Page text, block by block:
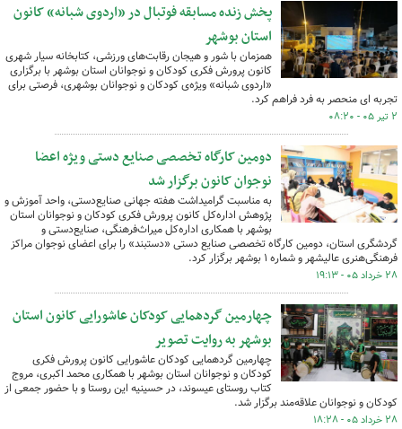
پخش زنده مسابقه فوتبال در «اردوی شبانه» کانون
استان بوشهر
همزمان با شور و هیجان رقابت‌های ورزشی، کتابخانه سیار شهری
کانون پرورش فکری کودکان و نوجوانان استان بوشهر با برگزاری
«اردوی شبانه» ویژه‌ی کودکان و نوجوانان بوشهری، فرصتی برای
تجربه ای منحصر به فرد فراهم کرد.
۲ تیر ۰۵ - ۰۸:۲۰
دومین کارگاه تخصصی صنایع دستی ویژه اعضا
نوجوان کانون برگزار شد
به مناسبت گرامیداشت هفته جهانی صنایع‌دستی، واحد آموزش و
پژوهش اداره‌کل کانون پرورش فکری کودکان و نوجوانان استان
بوشهر با همکاری اداره‌کل میراث‌فرهنگی، صنایع‌دستی و
گردشگری استان، دومین کارگاه تخصصی صنایع دستی «دستبند» را برای اعضای نوجوان مراکز
فرهنگی‌هنری عالیشهر و شماره ۱ بوشهر برگزار کرد.
۲۸ خرداد ۰۵ - ۱۹:۱۳
چهارمین گردهمایی کودکان عاشورایی کانون استان
بوشهر به روایت تصویر
چهارمین گردهمایی کودکان عاشورایی کانون پرورش فکری
کودکان و نوجوانان استان بوشهر با همکاری محمد اکبری، مروج
کتاب روستای عیسوند، در حسینیه این روستا و با حضور جمعی از
کودکان و نوجوانان علاقه‌مند برگزار شد.
۲۸ خرداد ۰۵ - ۱۸:۲۸